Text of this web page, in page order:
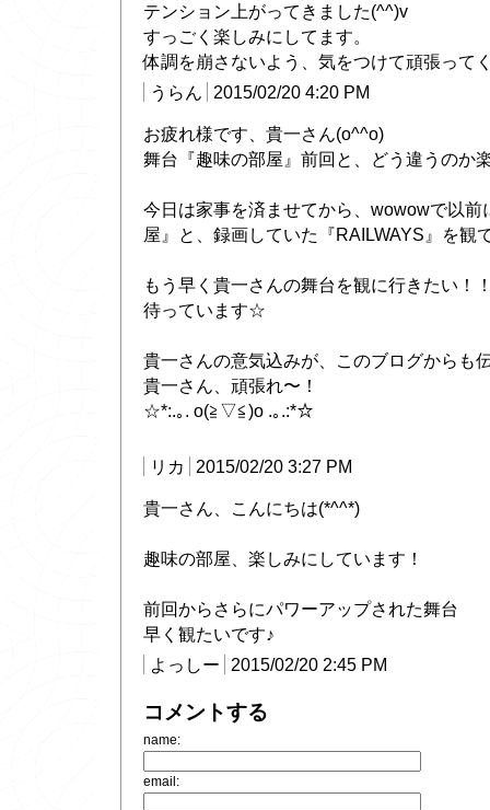
テンション上がってきました(^^)v
すっごく楽しみにしてます。
体調を崩さないよう、気をつけて頑張って
うらん
2015/02/20 4:20 PM
お疲れ様です、貴一さん(o^^o)
舞台『趣味の部屋』前回と、どう違うのか
今日は家事を済ませてから、wowowで以前
屋』と、録画していた『RAILWAYS』を観
もう早く貴一さんの舞台を観に行きたい！
待っています☆
貴一さんの意気込みが、このブログからも
貴一さん、頑張れ〜！
☆*:.｡. o(≧▽≦)o .｡.:*☆
リカ 2015/02/20 3:27 PM
貴一さん、こんにちは(*^^*)
趣味の部屋、楽しみにしています！
前回からさらにパワーアップされた舞台
早く観たいです♪
よっしー
2015/02/20 2:45 PM
コメントする
name:
email: